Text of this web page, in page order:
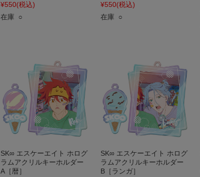
¥550(税込)
在庫 ○
¥550(税込)
在庫 ○
SK∞ エスケーエイト ホログ
ラムアクリルキーホルダー
A［暦］
SK∞ エスケーエイト ホログ
ラムアクリルキーホルダー
B［ランガ］